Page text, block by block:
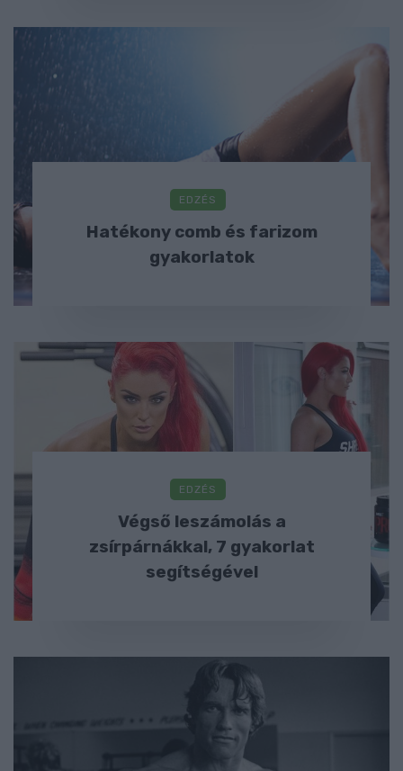
EDZÉS
Hatékony comb és farizom
gyakorlatok
EDZÉS
Végső leszámolás a
zsírpárnákkal, 7 gyakorlat
segítségével